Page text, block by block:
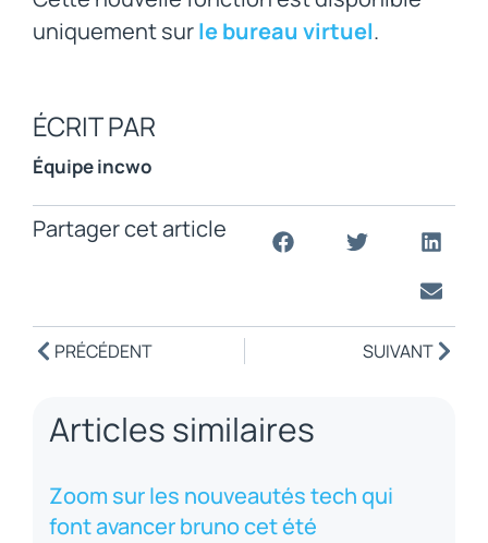
Articles similaires
Zoom sur les nouveautés tech qui
font avancer bruno cet été
uniquement surle bureau virtuel.
ÉCRIT PAR
Équipe incwo
Partager cet article
PRÉCÉDENT SUIVANT